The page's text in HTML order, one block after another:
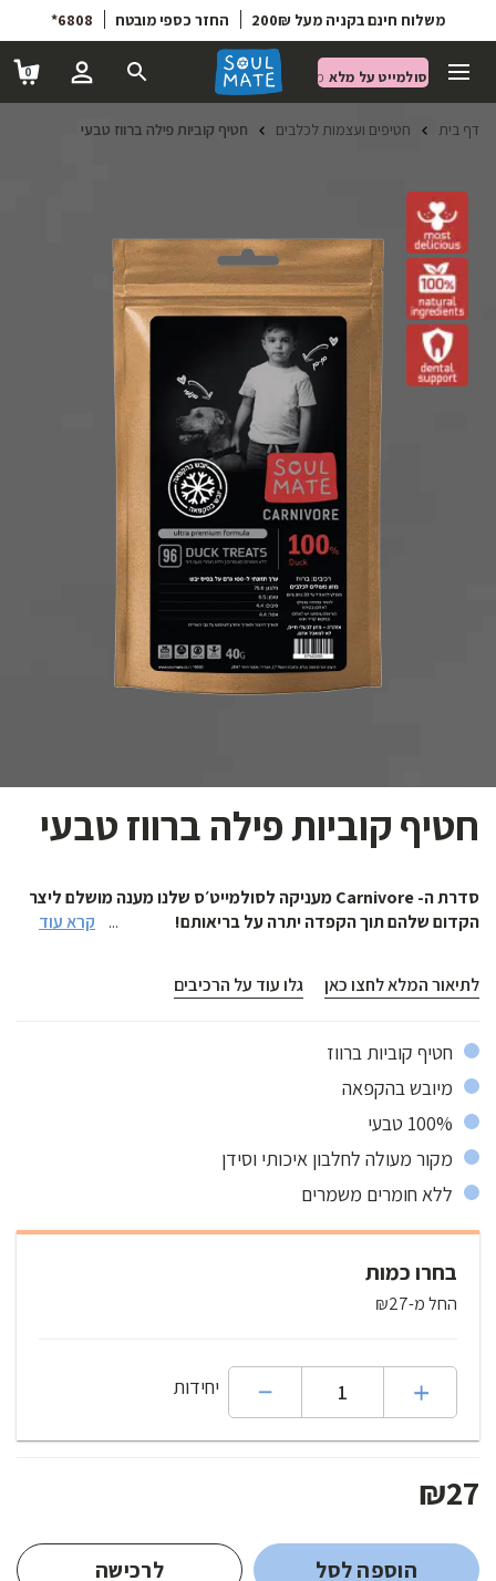
משלוח חינם בקניה מעל 200₪ החזר כספי מובטח 6808*
סולמייט על מלא מועדון הטבות 0
דף בית חטיפים ועצמות לכלבים חטיף קוביות פילה ברווז טבעי
חטיף קוביות פילה ברווז טבעי
סדרת ה- Carnivore מעניקה לסולמייט׳ס שלנו מענה מושלם ליצר
הקדום שלהם תוך הקפדה יתרה על בריאותם!
100% בשר הראוי למאכל
... קרא עוד
לתיאור המלא לחצו כאן גלו עוד על הרכיבים
חטיף קוביות ברווז
מיובש בהקפאה
100% טבעי
מקור מעולה לחלבון איכותי וסידן
ללא חומרים משמרים
בחרו כמות
החל מ-₪27
יחידות
₪27
הוספה לסל לרכישה